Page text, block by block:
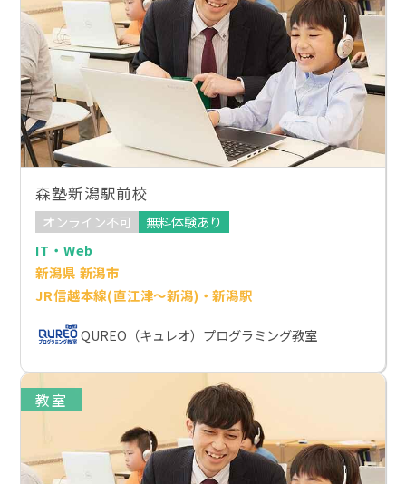
森塾新潟駅前校
オンライン不可
無料体験あり
IT・Web
新潟県 新潟市
JR信越本線(直江津～新潟)・新潟駅
QUREO（キュレオ）プログラミング教室
教室